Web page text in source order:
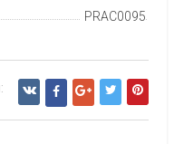
PRAC0095